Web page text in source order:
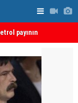
payının